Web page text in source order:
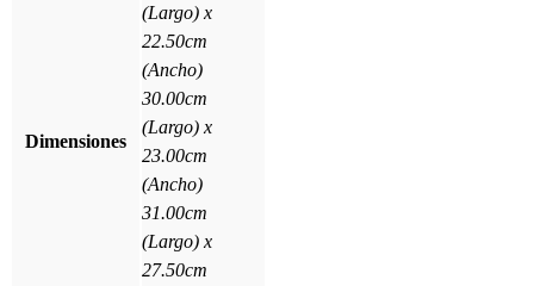
Dimensiones
(Largo) x
22.50cm
(Ancho)
30.00cm
(Largo) x
23.00cm
(Ancho)
31.00cm
(Largo) x
27.50cm